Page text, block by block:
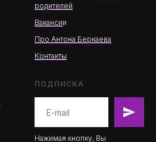
родителей
Вакансии
Про Антона Беркаева
Контакты
ПОДПИСКА
Нажимая кнопку, Вы